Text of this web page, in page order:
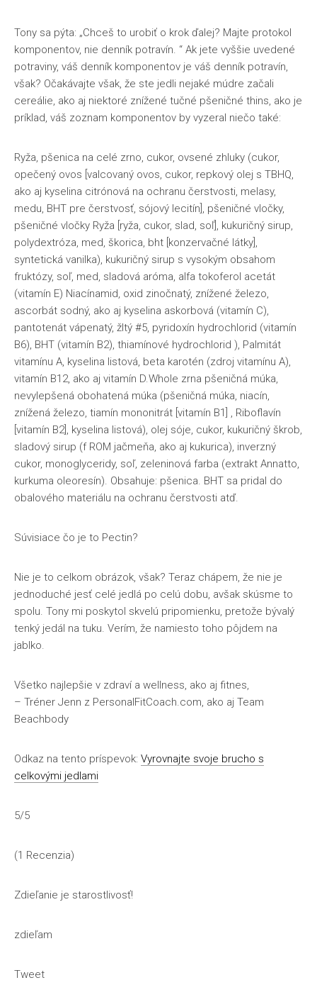
Tony sa pýta: „Chceš to urobiť o krok ďalej? Majte protokol
komponentov, nie denník potravín. “ Ak jete vyššie uvedené
potraviny, váš denník komponentov je váš denník potravín,
však? Očakávajte však, že ste jedli nejaké múdre začali
cereálie, ako aj niektoré znížené tučné pšeničné thins, ako je
príklad, váš zoznam komponentov by vyzeral niečo také:
Ryža, pšenica na celé zrno, cukor, ovsené zhluky (cukor,
opečený ovos [valcovaný ovos, cukor, repkový olej s TBHQ,
ako aj kyselina citrónová na ochranu čerstvosti, melasy,
medu, BHT pre čerstvosť, sójový lecitín], pšeničné vločky,
pšeničné vločky Ryža [ryža, cukor, slad, soľ], kukuričný sirup,
polydextróza, med, škorica, bht [konzervačné látky],
syntetická vanilka), kukuričný sirup s vysokým obsahom
fruktózy, soľ, med, sladová aróma, alfa tokoferol acetát
(vitamín E) Niacínamid, oxid zinočnatý, znížené železo,
ascorbát sodný, ako aj kyselina askorbová (vitamín C),
pantotenát vápenatý, žltý #5, pyridoxín hydrochlorid (vitamín
B6), BHT (vitamín B2), thiamínové hydrochlorid ), Palmitát
vitamínu A, kyselina listová, beta karotén (zdroj vitamínu A),
vitamín B12, ako aj vitamín D.Whole zrna pšeničná múka,
nevylepšená obohatená múka (pšeničná múka, niacín,
znížená železo, tiamín mononitrát [vitamín B1] , Riboflavín
[vitamín B2], kyselina listová), olej sóje, cukor, kukuričný škrob,
sladový sirup (f ROM jačmeňa, ako aj kukurica), inverzný
cukor, monoglyceridy, soľ, zeleninová farba (extrakt Annatto,
kurkuma oleoresín). Obsahuje: pšenica. BHT sa pridal do
obalového materiálu na ochranu čerstvosti atď.
Súvisiace čo je to Pectin?
Nie je to celkom obrázok, však? Teraz chápem, že nie je
jednoduché jesť celé jedlá po celú dobu, avšak skúsme to
spolu. Tony mi poskytol skvelú pripomienku, pretože bývalý
tenký jedál na tuku. Verím, že namiesto toho pôjdem na
jablko.
Všetko najlepšie v zdraví a wellness, ako aj fitnes,
– Tréner Jenn z PersonalFitCoach.com, ako aj Team
Beachbody
Odkaz na tento príspevok: Vyrovnajte svoje brucho s
celkovými jedlami
5/5
(1 Recenzia)
Zdieľanie je starostlivosť!
zdieľam
Tweet